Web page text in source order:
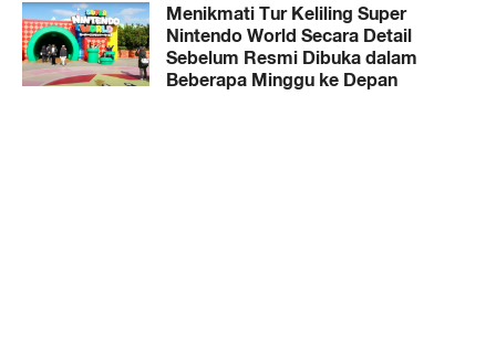
Menikmati Tur Keliling Super
Nintendo World Secara Detail
Sebelum Resmi Dibuka dalam
Beberapa Minggu ke Depan